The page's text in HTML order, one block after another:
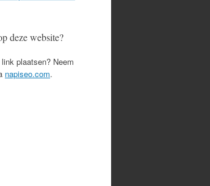
deze website?
plaatsen? Neem
napiseo.com.